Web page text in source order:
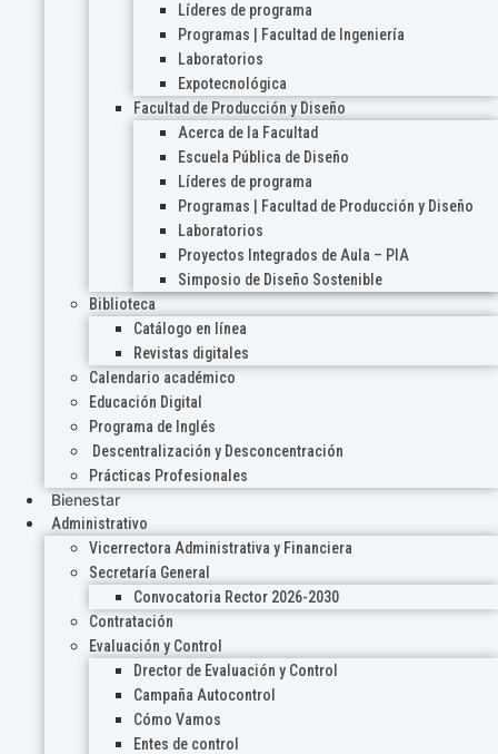
Líderes de programa
Programas | Facultad de Ingeniería
Laboratorios
Expotecnológica
Facultad de Producción y Diseño
Acerca de la Facultad
Escuela Pública de Diseño
Líderes de programa
Programas | Facultad de Producción y Diseño
Laboratorios
Proyectos Integrados de Aula – PIA
Simposio de Diseño Sostenible
Biblioteca
Catálogo en línea
Revistas digitales
Calendario académico
Educación Digital
Programa de Inglés
Descentralización y Desconcentración
Prácticas Profesionales
Bienestar
Administrativo
Vicerrectora Administrativa y Financiera
Secretaría General
Convocatoria Rector 2026-2030
Contratación
Evaluación y Control
Drector de Evaluación y Control
Campaña Autocontrol
Cómo Vamos
Entes de control